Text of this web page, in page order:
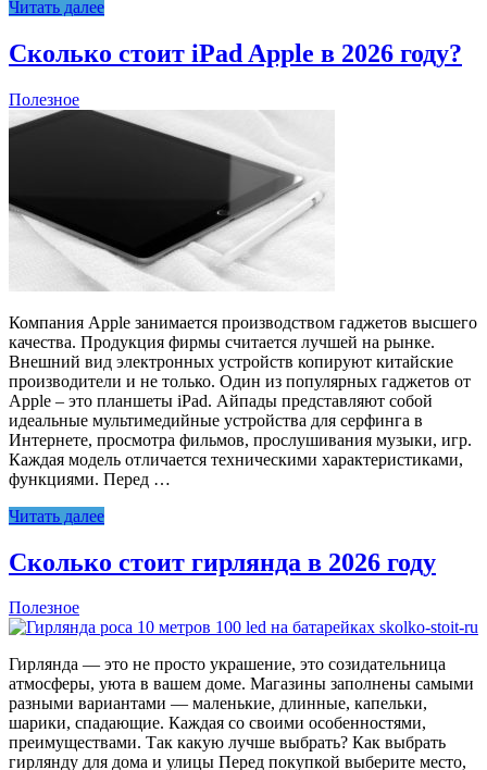
Читать далее
Сколько стоит iPad Apple в 2026 году?
Полезное
Компания Apple занимается производством гаджетов высшего
качества. Продукция фирмы считается лучшей на рынке.
Внешний вид электронных устройств копируют китайские
производители и не только. Один из популярных гаджетов от
Apple – это планшеты iPad. Айпады представляют собой
идеальные мультимедийные устройства для серфинга в
Интернете, просмотра фильмов, прослушивания музыки, игр.
Каждая модель отличается техническими характеристиками,
функциями. Перед …
Читать далее
Сколько стоит гирлянда в 2026 году
Полезное
Гирлянда — это не просто украшение, это созидательница
атмосферы, уюта в вашем доме. Магазины заполнены самыми
разными вариантами — маленькие, длинные, капельки,
шарики, спадающие. Каждая со своими особенностями,
преимуществами. Так какую лучше выбрать? Как выбрать
гирлянду для дома и улицы Перед покупкой выберите место,